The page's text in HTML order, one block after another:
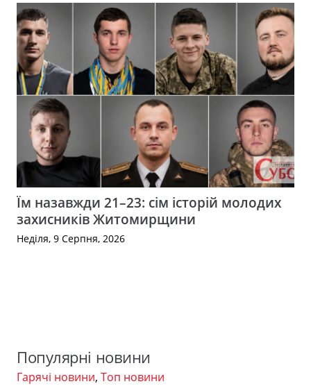
Їм назавжди 21–23: сім історій молодих
захисників Житомирщини
Неділя, 9 Серпня, 2026
Популярні новини
Гарячі новини, Топ новини